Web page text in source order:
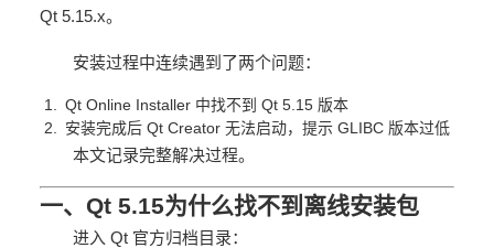
Qt 5.15.x。
安装过程中连续遇到了两个问题：
Qt Online Installer 中找不到 Qt 5.15 版本
安装完成后 Qt Creator 无法启动，提示 GLIBC 版本过低
本文记录完整解决过程。
一、Qt 5.15为什么找不到离线安装包
进入 Qt 官方归档目录：